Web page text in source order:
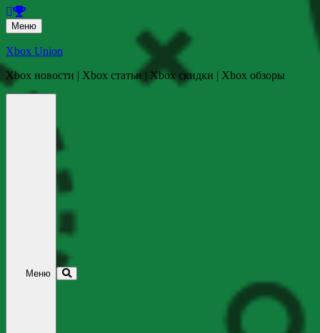
Меню Перейти
к
содержанию
Xbox Union
Xbox новости | Xbox статьи | Xbox скидки | Xbox обзоры
Меню